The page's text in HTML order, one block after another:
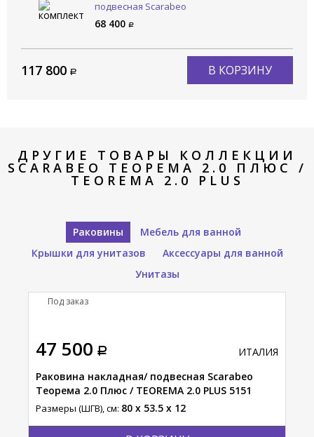
подвесная Scarabeo
Теорема 2.0 Плюс /
68 400
117 800 В КОРЗИНУ
ДРУГИЕ ТОВАРЫ КОЛЛЕКЦИИ
SCARABEO ТЕОРЕМА 2.0 ПЛЮС /
TEOREMA 2.0 PLUS
Раковины
Мебель для ванной
Крышки для унитазов
Аксессуары для ванной
Унитазы
47 500
ИТАЛИЯ
Раковина накладная/ подвесная Scarabeo
Теорема 2.0 Плюс / TEOREMA 2.0 PLUS 5151
Размеры (ШГВ), см: 80 x 53.5 x 12
Под заказ